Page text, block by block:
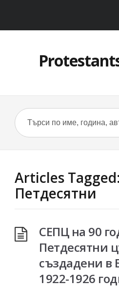
Articles Tagged:
Петдесятни
СЕПЦ на 90
Петдесятни
създадени в
1922-1926